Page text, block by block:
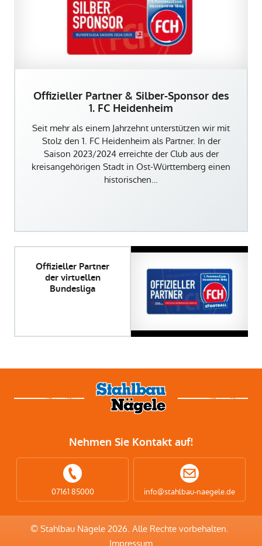
Offizieller Partner & Silber-Sponsor des
1. FC Heidenheim
Seit mehr als einem Jahrzehnt unterstützen wir mit
Stolz den 1. FC Heidenheim als Partner. In der
Saison 2023/2024 erreichte der Club aus der
kreisangehörigen Stadt in Ost-Württemberg einen
historischen…
Offizieller Partner
der virtuellen
Bundesliga
Nehmen Sie Kontakt auf!
07161 85000 info@stahlbau-naegele.de
© Stahlbau Nägele 2026. Alle Rechte vorbehalten.